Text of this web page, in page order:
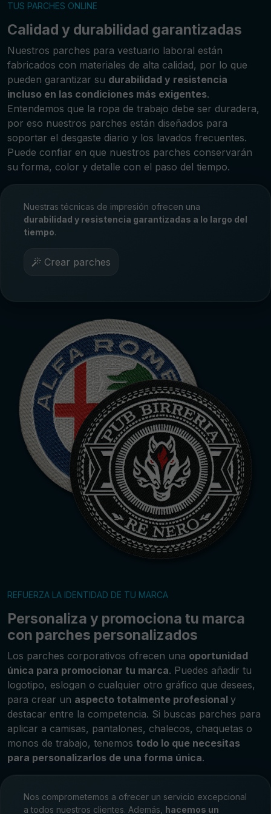
TUS PARCHES ONLINE
Calidad y durabilidad garantizadas
Nuestros parches para vestuario laboral están
fabricados con materiales de alta calidad, por lo que
pueden garantizar su durabilidad y resistencia
incluso en las condiciones más exigentes.
Entendemos que la ropa de trabajo debe ser duradera,
por eso nuestros parches están diseñados para
soportar el desgaste diario y los lavados frecuentes.
Puede confiar en que nuestros parches conservarán
su forma, color y detalle con el paso del tiempo.
Nuestras técnicas de impresión ofrecen una
durabilidad y resistencia garantizadas a lo largo del
tiempo.
Crear parches
REFUERZA LA IDENTIDAD DE TU MARCA
Personaliza y promociona tu marca
con parches personalizados
Los parches corporativos ofrecen una oportunidad
única para promocionar tu marca. Puedes añadir tu
logotipo, eslogan o cualquier otro gráfico que desees,
para crear un aspecto totalmente profesional y
destacar entre la competencia. Si buscas parches para
aplicar a camisas, pantalones, chalecos, chaquetas o
monos de trabajo, tenemos todo lo que necesitas
para personalizarlos de una forma única.
Nos comprometemos a ofrecer un servicio excepcional
a todos nuestros clientes. Además, hacemos un